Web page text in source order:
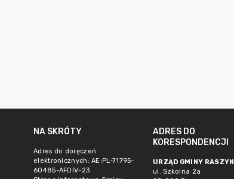
NA SKRÓTY
Adres do doręczeń
elektronicznych: AE:PL-71795-
60485-AFDIV-23
ADRES DO
KORESPONDENCJI
URZĄD GMINY RASZYN
ul. Szkolna 2a